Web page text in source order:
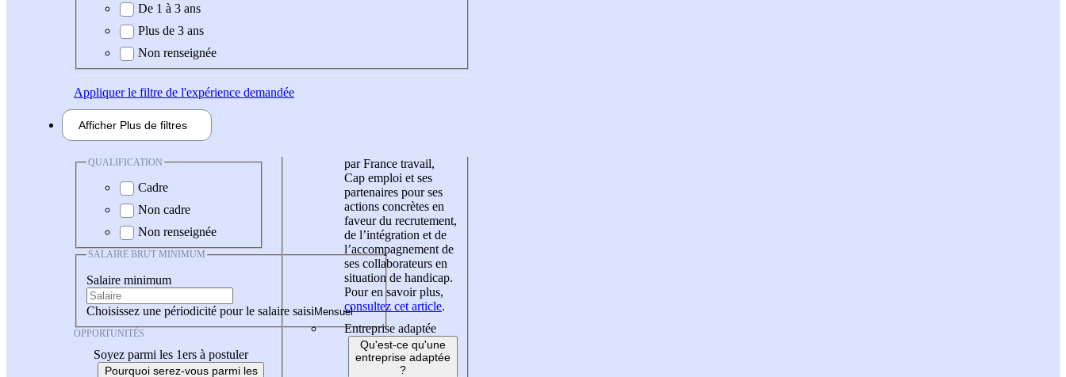
De 1 à 3 ans
Plus de 3 ans
Non renseignée
Appliquerle filtre de l'expérience demandée
Afficher Plus de filtres
QUALIFICATION
Cadre
Non cadre
Non renseignée
SALAIRE BRUT MINIMUM
Salaire minimum
Choisissez une périodicité pour le salaire saisi
OPPORTUNITÉS
Soyez parmi les 1ers à postuler
Pourquoi serez-vous parmi les
par France travail,
Cap emploi et ses
partenaires pour ses
actions concrètes en
faveur du recrutement,
de l’intégration et de
l’accompagnement de
ses collaborateurs en
situation de handicap.
Pour en savoir plus,
consultez cet article.
Entreprise adaptée
Qu'est-ce qu'une
entreprise adaptée
?